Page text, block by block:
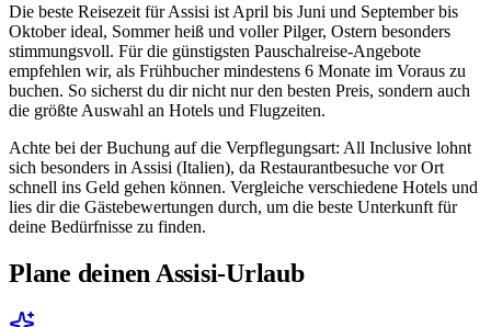
Die beste Reisezeit für Assisi ist April bis Juni und September bis
Oktober ideal, Sommer heiß und voller Pilger, Ostern besonders
stimmungsvoll. Für die günstigsten Pauschalreise-Angebote
empfehlen wir, als Frühbucher mindestens 6 Monate im Voraus zu
buchen. So sicherst du dir nicht nur den besten Preis, sondern auch
die größte Auswahl an Hotels und Flugzeiten.
Achte bei der Buchung auf die Verpflegungsart: All Inclusive lohnt
sich besonders in Assisi (Italien), da Restaurantbesuche vor Ort
schnell ins Geld gehen können. Vergleiche verschiedene Hotels und
lies dir die Gästebewertungen durch, um die beste Unterkunft für
deine Bedürfnisse zu finden.
Plane deinen Assisi-Urlaub